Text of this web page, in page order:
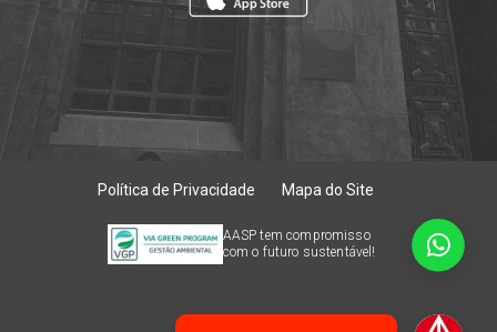
Política de Privacidade Mapa do Site
AASP tem compromisso
com o futuro sustentável!